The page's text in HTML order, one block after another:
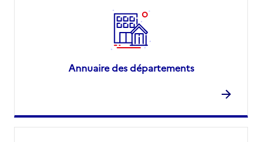
Source des données : Finess n° 490023736
Mis à jour le : 22/07/2026
Adresse
68 rue Bréssigny
Annuaire des départements